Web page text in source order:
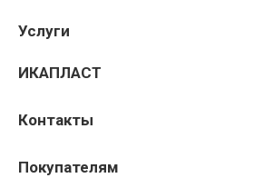
Услуги
ИКАПЛАСТ
Контакты
Покупателям